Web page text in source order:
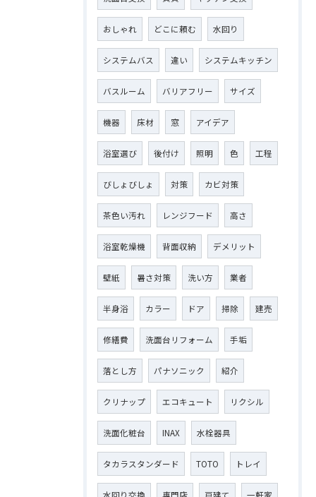
おしゃれ どこに頼む 水回り
システムバス 違い システムキッチン
バスルーム バリアフリー サイズ
機器 床材 窓 アイデア
浴室選び 後付け 照明 色 工程
びしょびしょ 対策 カビ対策
茶色い汚れ レンジフード 高さ
浴室乾燥機 背面収納 デメリット
壁紙 暑さ対策 洗い方 業者
半身浴 カラー ドア 掃除 建売
修繕費 洗面台リフォーム 手垢
落とし方 パナソニック 紹介
クリナップ エコキュート リクシル
洗面化粧台 INAX 水栓器具
タカラスタンダード TOTO トレイ